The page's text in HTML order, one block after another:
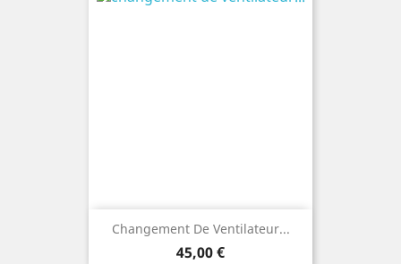
Changement De Ventilateur...
Prix
45,00 €